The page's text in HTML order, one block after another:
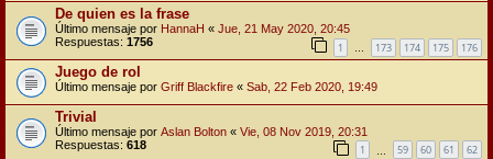
De quien es la frase
Último mensaje por HannaH « Jue, 21 May 2020, 20:45
Respuestas: 1756 1 … 173 174 175 176
Juego de rol
Último mensaje por Griff Blackfire « Sab, 22 Feb 2020, 19:49
Trivial
Último mensaje por Aslan Bolton « Vie, 08 Nov 2019, 20:31
Respuestas: 618 1 59 60 61 62